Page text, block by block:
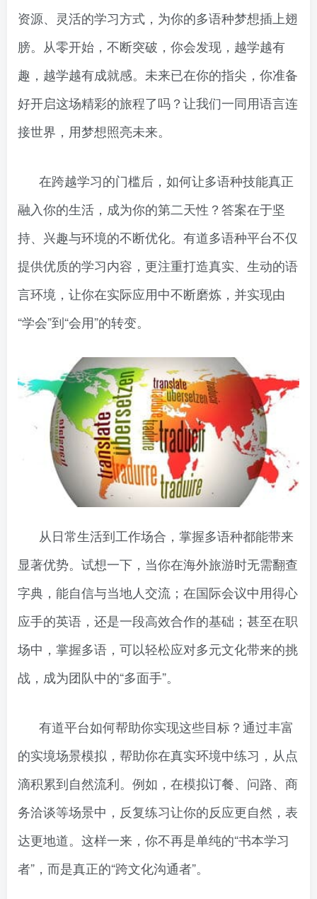
资源、灵活的学习方式，为你的多语种梦想插上翅
膀。从零开始，不断突破，你会发现，越学越有
趣，越学越有成就感。未来已在你的指尖，你准备
好开启这场精彩的旅程了吗？让我们一同用语言连
接世界，用梦想照亮未来。
在跨越学习的门槛后，如何让多语种技能真正
融入你的生活，成为你的第二天性？答案在于坚
持、兴趣与环境的不断优化。有道多语种平台不仅
提供优质的学习内容，更注重打造真实、生动的语
言环境，让你在实际应用中不断磨炼，并实现由
“学会”到“会用”的转变。
从日常生活到工作场合，掌握多语种都能带来
显著优势。试想一下，当你在海外旅游时无需翻查
字典，能自信与当地人交流；在国际会议中用得心
应手的英语，还是一段高效合作的基础；甚至在职
场中，掌握多语，可以轻松应对多元文化带来的挑
战，成为团队中的“多面手”。
有道平台如何帮助你实现这些目标？通过丰富
的实境场景模拟，帮助你在真实环境中练习，从点
滴积累到自然流利。例如，在模拟订餐、问路、商
务洽谈等场景中，反复练习让你的反应更自然，表
达更地道。这样一来，你不再是单纯的“书本学习
者”，而是真正的“跨文化沟通者”。